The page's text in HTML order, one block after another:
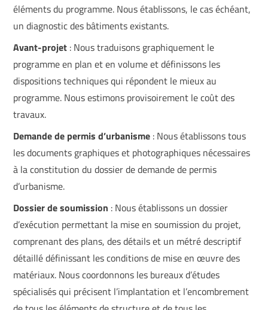
éléments du programme. Nous établissons, le cas échéant,
un diagnostic des bâtiments existants.
Avant-projet :​ Nous traduisons graphiquement le
programme en plan et en volume et définissons les
dispositions techniques qui répondent le mieux au
programme. Nous estimons provisoirement le coût des
travaux.
Demande de permis d’urbanisme :​ Nous établissons tous
les documents graphiques et photographiques nécessaires
à la constitution du dossier de demande de permis
d’urbanisme.
Dossier de soumission :​ Nous établissons un dossier
d’exécution permettant la mise en soumission du projet,
comprenant des plans, des détails et un métré descriptif
détaillé définissant les conditions de mise en œuvre des
matériaux. Nous coordonnons les bureaux d’études
spécialisés qui précisent l’implantation et l’encombrement